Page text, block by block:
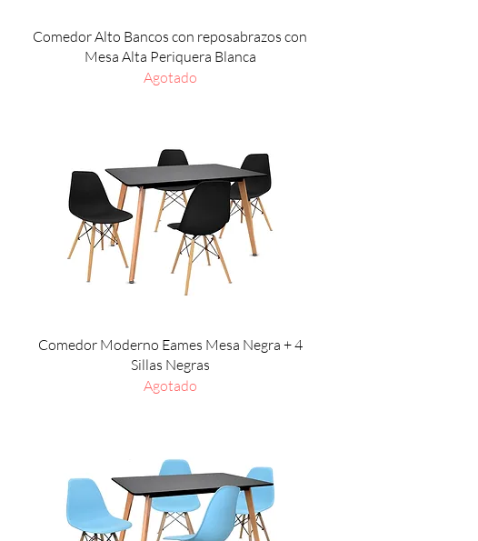
Vista rápida
Comedor Alto Bancos con reposabrazos con
Mesa Alta Periquera Blanca
Agotado
Vista rápida
Comedor Moderno Eames Mesa Negra + 4
Sillas Negras
Agotado